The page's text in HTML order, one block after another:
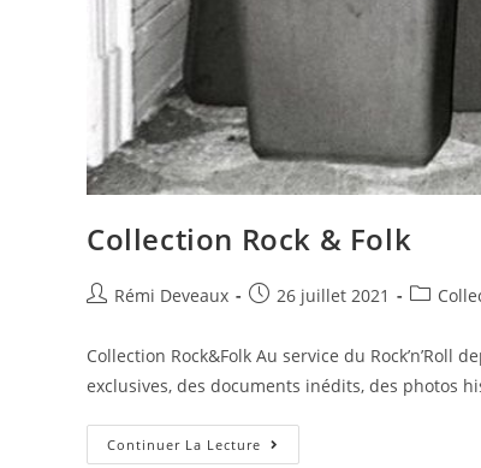
Collection Rock & Folk
Rémi Deveaux 26 juillet 2021
Collection Rock&Folk Au service du Rock’n’Roll
exclusives, des documents inédits, des photos
Continuer La Lecture